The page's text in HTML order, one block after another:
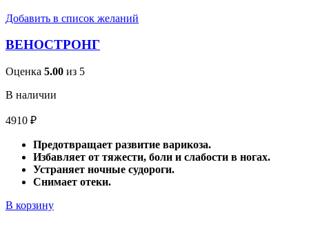
Добавить в список желаний
ВЕНОСТРОНГ
Оценка 5.00 из 5
В наличии
4910 ₽
Предотвращает развитие варикоза.
Избавляет от тяжести, боли и слабости в ногах.
Устраняет ночные судороги.
Снимает отеки.
В корзину